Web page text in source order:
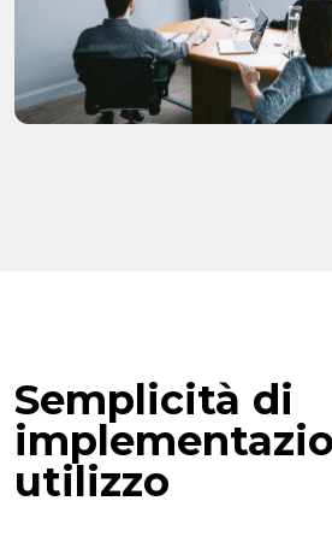
Semplicità di
utilizzo